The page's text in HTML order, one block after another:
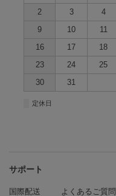
2
3 4
9
10 11
16
17 18
23
24 25
30
31
定休日
サポート
国際配送 よくあるご質問